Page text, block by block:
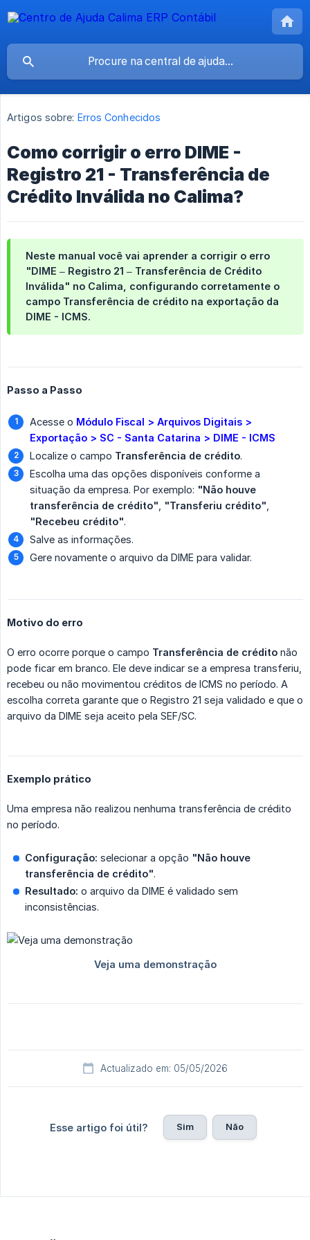
Artigos sobre: Erros Conhecidos
Como corrigir o erro DIME -
Registro 21 - Transferência de
Crédito Inválida no Calima?
Neste manual você vai aprender a corrigir o erro
"DIME – Registro 21 – Transferência de Crédito
Inválida" no Calima, configurando corretamente o
campo Transferência de crédito na exportação da
DIME - ICMS.
Passo a Passo
Acesse o Módulo Fiscal > Arquivos Digitais >
Exportação > SC - Santa Catarina > DIME - ICMS
Localize o campo Transferência de crédito.
Escolha uma das opções disponíveis conforme a
situação da empresa. Por exemplo: "Não houve
transferência de crédito"
"Transferiu crédito"
"Recebeu crédito".
Salve as informações.
Gere novamente o arquivo da DIME para validar.
Motivo do erro
O erro ocorre porque o campo Transferência de crédito não
pode ficar em branco. Ele deve indicar se a empresa transferiu,
recebeu ou não movimentou créditos de ICMS no período. A
escolha correta garante que o Registro 21 seja validado e que o
arquivo da DIME seja aceito pela SEF/SC.
Exemplo prático
Uma empresa não realizou nenhuma transferência de crédito
no período.
Configuração: selecionar a opção "Não houve
transferência de crédito".
Resultado: o arquivo da DIME é validado sem
inconsistências.
Actualizado em: 05/05/2026
Esse artigo foi útil? Sim Não